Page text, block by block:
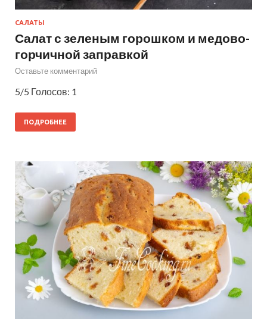
САЛАТЫ
Салат с зеленым горошком и медово-
горчичной заправкой
Оставьте комментарий
5/5 Голосов: 1
ПОДРОБНЕЕ